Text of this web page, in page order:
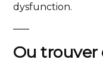
dysfunction.
Ou trouver